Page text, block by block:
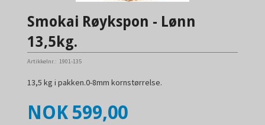
Smokai Røykspon - Lønn
13,5kg.
Artikkelnr.: 1901-135
13,5 kg i pakken.0-8mm kornstørrelse.
Pris
NOK 599,00